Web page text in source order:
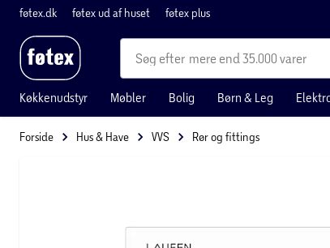
føtex.dk føtex ud af huset føtex plus
mere end 35.000 varer
Køkkenudstyr Møbler Bolig Børn & Leg
Forside Hus & Have VVS Rør og fittings